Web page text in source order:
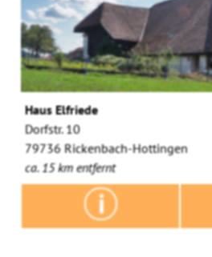
Haus Elfriede
Dorfstr. 10
79736 Rickenbach-Hottingen
ca. 15 km entfernt